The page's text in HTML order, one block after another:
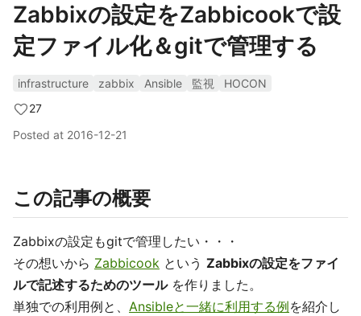
Zabbixの設定をZabbicookで設
定ファイル化＆gitで管理する
infrastructure zabbix Ansible 監視
HOCON
27
Posted at 2016-12-21
この記事の概要
Zabbixの設定もgitで管理したい・・・
その想いから Zabbicook という Zabbixの設定をファイ
ルで記述するためのツールを作りました。
単独での利用例と、 Ansibleと一緒に利用する例を紹介し